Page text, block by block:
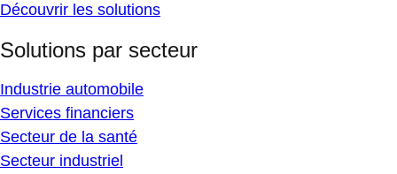
Découvrir les solutions
Solutions par secteur
Industrie automobile
Services financiers
Secteur de la santé
Secteur industriel